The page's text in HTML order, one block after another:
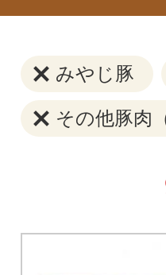
みやじ豚
その他豚肉